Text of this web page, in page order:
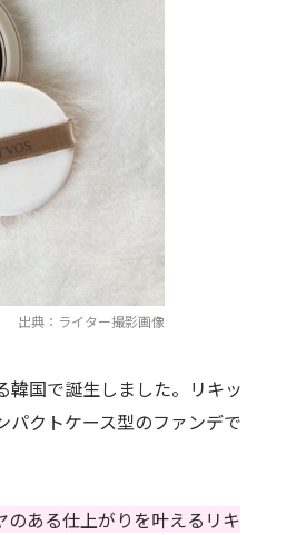
出典：ライター撮影画像
韓国で誕生しました。リキッ
パクトケース型のファンデで
ある仕上がりを叶えるリキ